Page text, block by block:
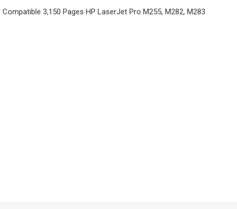
3,150 Pages HP LaserJet Pro M255, M282, M283
WB TONERI ZA PRINTERE